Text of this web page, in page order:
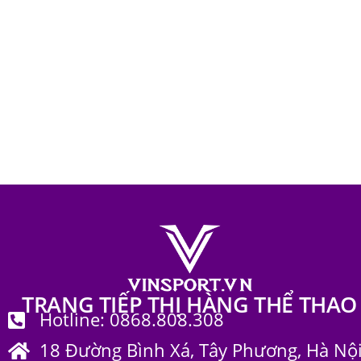
TRANG TIẾP THỊ HÀNG THỂ THAO
Hotline: 0868.808.308
18 Đường Bình Xá, Tây Phương, Hà Nội